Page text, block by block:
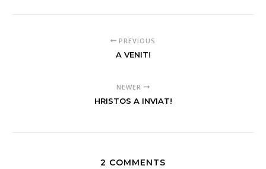
PREVIOUS
A VENIT!
NEWER
HRISTOS A INVIAT!
2 COMMENTS